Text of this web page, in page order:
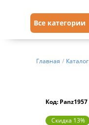
Все категории
Главная / Каталог
Код: Panz1957
Скидка 13%